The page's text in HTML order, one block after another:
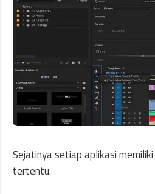
Sejatinya setiap aplikasi
tertentu.